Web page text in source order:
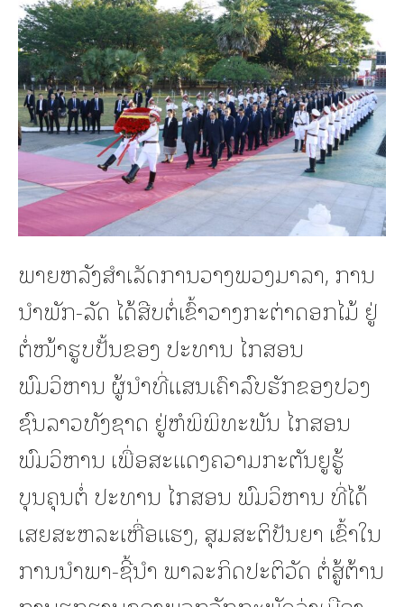
ພາຍຫລັງສຳເລັດການວາງພວງມາລາ, ການ
ນຳພັກ-ລັດ ໄດ້ສືບຕໍ່ເຂົ້າວາງກະຕ່າດອກໄມ້ ຢູ່
ຕໍ່ໜ້າຮູບປັ້ນຂອງ ປະທານ ໄກສອນ
ພົມວິຫານ ຜູ້ນໍາທີ່ແສນເຄົາລົບຮັກຂອງປວງ
ຊົນລາວທັງຊາດ ຢູ່ຫໍພິພິທະພັນ ໄກສອນ
ພົມວິຫານ ເພື່ອສະແດງຄວາມກະຕັນຍູຮູ້
ບຸນຄຸນຕໍ່ ປະທານ ໄກສອນ ພົມ​ວິ​ຫານ ທີ່ໄດ້
ເສຍ​ສະຫລະເຫື່ອແຮງ, ສຸມສະຕິປັນຍາ ເຂົ້າໃນ
ການນຳພາ-ຊີ້ນໍາ ພາລະກິດປະຕິວັດ ຕໍ່ສູ້ຕ້ານ